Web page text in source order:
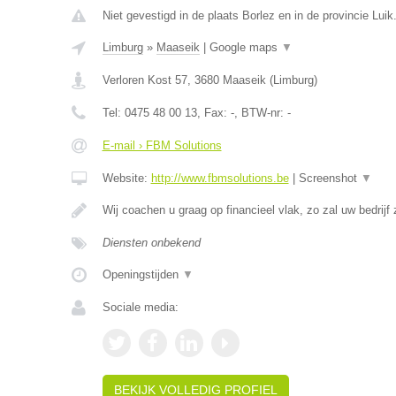
Niet gevestigd in de plaats Borlez en in de provincie Luik.
Limburg» Maaseik| Google maps ▼
Verloren Kost 57, 3680 Maaseik(Limburg)
Tel: 0475 48 00 13, Fax: -, BTW-nr: -
E-mail › FBM Solutions
Website: http://www.fbmsolutions.be| Screenshot ▼
Wij coachen u graag op financieel vlak, zo zal uw bedrijf
Diensten onbekend
Openingstijden ▼
Sociale media:
BEKIJK VOLLEDIG PROFIEL